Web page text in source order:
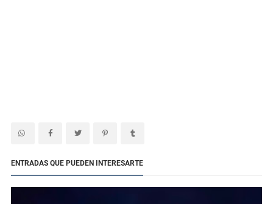
ENTRADAS QUE PUEDEN INTERESARTE